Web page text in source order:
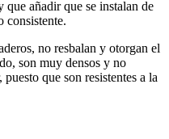
añadir que se instalan de
consistente.
no resbalan y otorgan el
son muy densos y no
que son resistentes a la